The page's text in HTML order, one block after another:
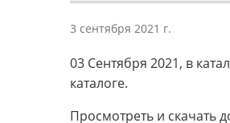
3 сентября 2021 г.
03 Сентября 2021, в
каталоге.
Просмотреть и скачать